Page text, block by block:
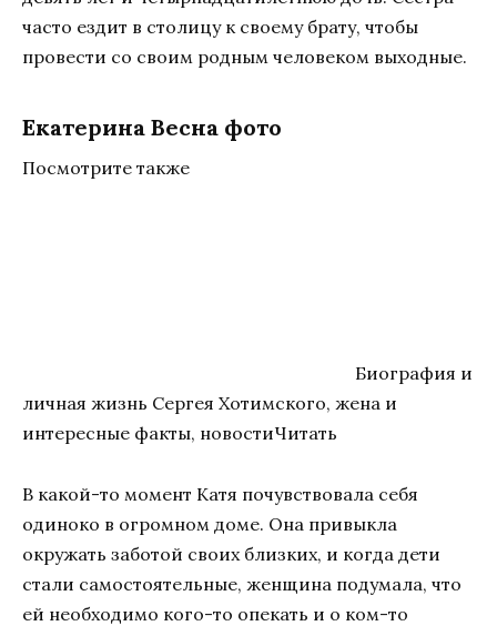
часто ездит в столицу к своему брату, чтобы
провести со своим родным человеком выходные.
Екатерина Весна фото
Посмотрите также
Биография и
личная жизнь Сергея Хотимского, жена и
интересные факты, новостиЧитать
В какой-то момент Катя почувствовала себя
одиноко в огромном доме. Она привыкла
окружать заботой своих близких, и когда дети
стали самостоятельные, женщина подумала, что
ей необходимо кого-то опекать и о ком-то